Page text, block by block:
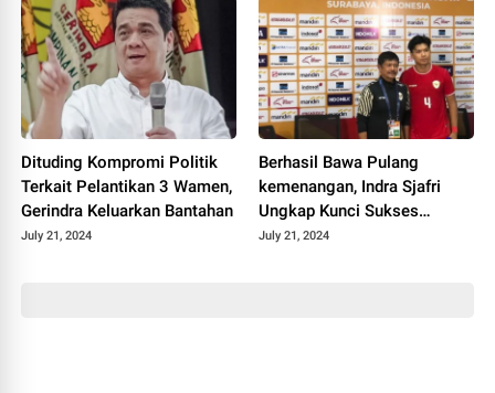
Dituding Kompromi Politik
Terkait Pelantikan 3 Wamen,
Gerindra Keluarkan Bantahan
July 21, 2024
Berhasil Bawa Pulang
kemenangan, Indra Sjafri
Ungkap Kunci Sukses
Tundukkan Kamboja
July 21, 2024